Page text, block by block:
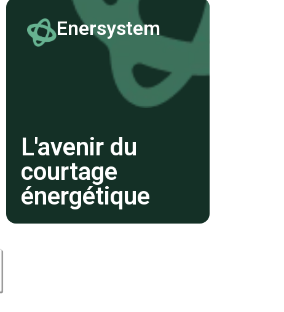
Enersystem
L'avenir du
courtage
énergétique